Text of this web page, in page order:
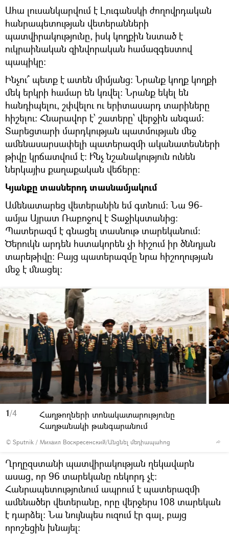
Ահա լուսանկարվում է Լուգանսկի ժողովրդական
հանրապետության վետերանների
պատվիրակությունը, իսկ կողքին նստած է
ուկրաինական զինվորական համազգեստով
պապիկը։
Ինչու՞ պետք է ատեն միմյանց։ Նրանք կողք կողքի
մեկ երկրի համար են կռվել։ Նրանք եկել են
հանդիպելու, շփվելու ու երիտասարդ տարիները
հիշելու։ Հնարավոր է՝ շատերը՝ վերջին անգամ։
Տարեցտարի մարդկության պատմության մեջ
ամենասարսափելի պատերազմի ականատեսների
թիվը կրճատվում է։ Ի՞նչ նշանակություն ունեն
ներկայիս քաղաքական վեճերը։
Կյանքը տասներոդ տասնամյակում
Ամենատարեց վետերանին եմ գտնում։ Նա 96-
ամյա Այրատ Ռաբոջով է Տաջիկստանից։
Պատերազմ է գնացել տասնութ տարեկանում։
Ծերուկն արդեն հստակորեն չի հիշում իր ծննդյան
տարեթիվը։ Բայց պատերազմը նրա հիշողության
մեջ է մնացել։
1/4
© Sputnik / Михаил Воскресенский/Անցնել մեդիապահոց
Հաղթողների տոնակատարությունը
Հաղթանակի թանգարանում
Ղրղըզստանի պատվիրակության ղեկավարն
ասաց, որ 96 տարեկանը ռեկորդ չէ։
Հանրապետությունում ապրում է պատերազմի
ամենածեր վետերանը, որը վերջերս 108 տարեկան
է դարձել։ Նա նույնպես ուզում էր գալ, բայց
որոշեցին խնայել։